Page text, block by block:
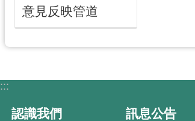
意見反映管道
:::
認識我們 訊息公告